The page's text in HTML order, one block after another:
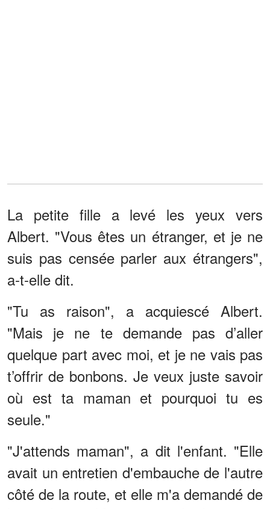
La petite fille a levé les yeux vers
Albert. "Vous êtes un étranger, et je ne
suis pas censée parler aux étrangers",
a-t-elle dit.
"Tu as raison", a acquiescé Albert.
"Mais je ne te demande pas d’aller
quelque part avec moi, et je ne vais pas
t’offrir de bonbons. Je veux juste savoir
où est ta maman et pourquoi tu es
seule."
"J'attends maman", a dit l'enfant. "Elle
avait un entretien d'embauche de l'autre
côté de la route, et elle m'a demandé de